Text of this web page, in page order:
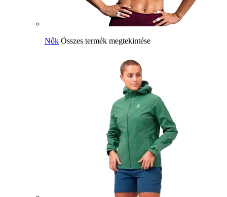
Nők Összes termék megtekintése